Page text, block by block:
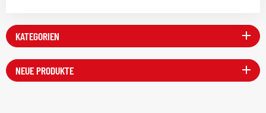
KATEGORIEN
NEUE PRODUKTE